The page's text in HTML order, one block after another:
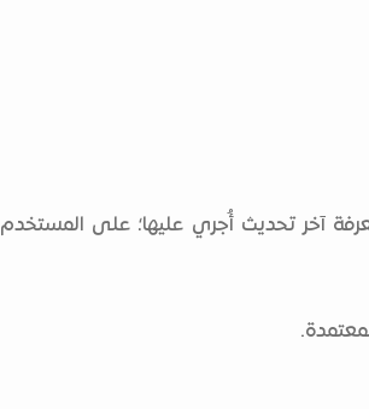
آخر تحديث أُجري عليها؛ على المستخدم